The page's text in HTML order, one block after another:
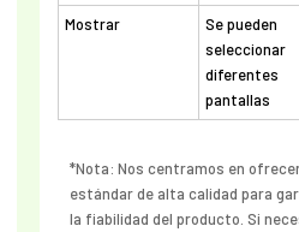
Mostrar
Se pueden
seleccionar
diferentes
pantallas
*Nota: Nos centramos en
estándar de alta calidad para
la fiabilidad del producto. Si